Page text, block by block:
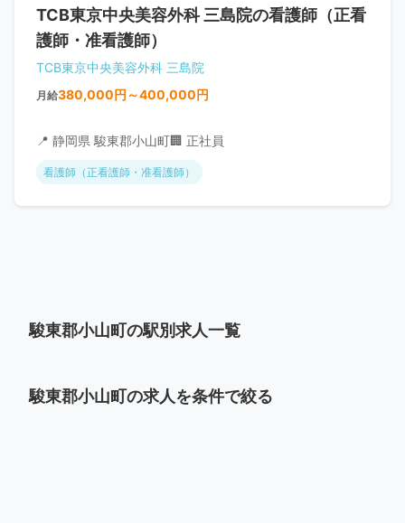
TCB東京中央美容外科 三島院の看護師（正看
護師・准看護師）
TCB東京中央美容外科 三島院
月給380,000円～400,000円
📍 静岡県 駿東郡小山町🏢 正社員
看護師（正看護師・准看護師）
駿東郡小山町の駅別求人一覧
駿東郡小山町の求人を条件で絞る